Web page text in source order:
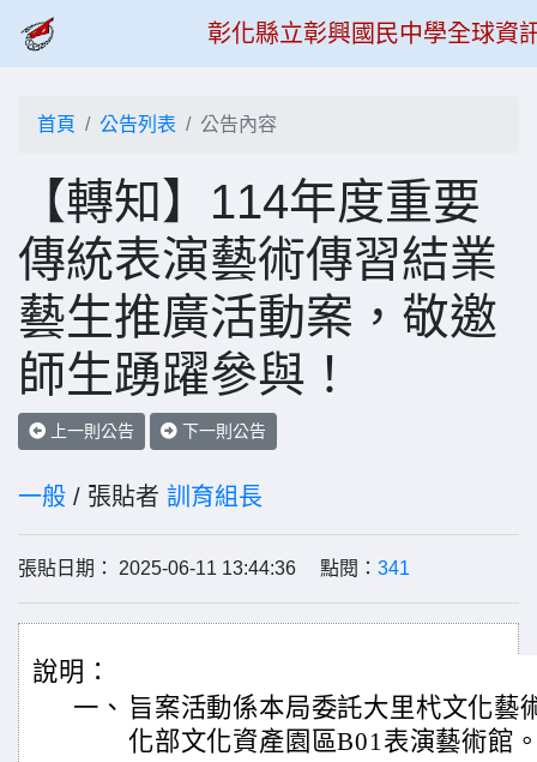
彰化縣立彰興國民中學全球資
首頁 公告列表 公告內容
【轉知】114年度重要
傳統表演藝術傳習結業
藝生推廣活動案，敬邀
師生踴躍參與！
上一則公告 下一則公告
一般 / 張貼者 訓育組長
張貼日期： 2025-06-11 13:44:36 點閱： 341
說明：
一、 旨案活動係本局委託大里杙文化藝
化部文化資產園區B01表演藝術館